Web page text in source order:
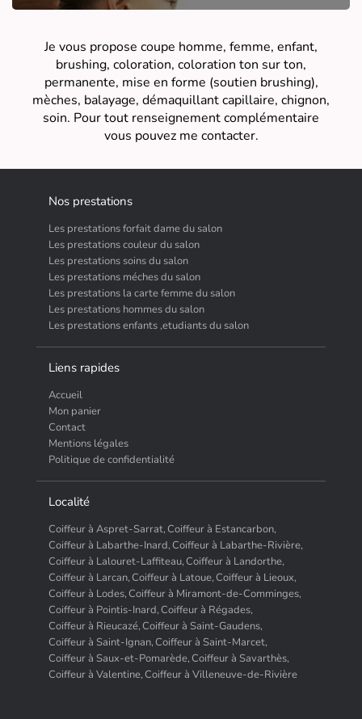
Je vous propose coupe homme, femme, enfant,
brushing, coloration, coloration ton sur ton,
permanente, mise en forme (soutien brushing),
mèches, balayage, démaquillant capillaire, chignon,
soin. Pour tout renseignement complémentaire
vous pouvez me contacter.
Nos prestations
Les prestations forfait dame du salon
Les prestations couleur du salon
Les prestations soins du salon
Les prestations méches du salon
Les prestations la carte femme du salon
Les prestations hommes du salon
Les prestations enfants ,etudiants du salon
Liens rapides
Accueil
Mon panier
Contact
Mentions légales
Politique de confidentialité
Localité
Coiffeur à Aspret-Sarrat, Coiffeur à Estancarbon,
Coiffeur à Labarthe-Inard, Coiffeur à Labarthe-Rivière,
Coiffeur à Lalouret-Laffiteau, Coiffeur à Landorthe,
Coiffeur à Larcan, Coiffeur à Latoue, Coiffeur à Lieoux,
Coiffeur à Lodes, Coiffeur à Miramont-de-Comminges,
Coiffeur à Pointis-Inard, Coiffeur à Régades,
Coiffeur à Rieucazé, Coiffeur à Saint-Gaudens,
Coiffeur à Saint-Ignan, Coiffeur à Saint-Marcet,
Coiffeur à Saux-et-Pomarède, Coiffeur à Savarthès,
Coiffeur à Valentine, Coiffeur à Villeneuve-de-Rivière